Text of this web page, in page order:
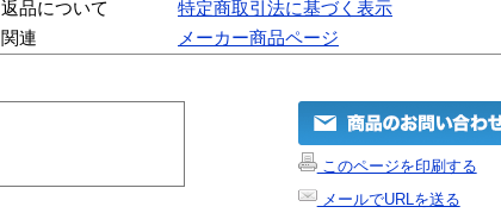
返品について
特定商取引法に基づく表示
関連
メーカー商品ページ
このページを印刷する
メールでURLを送る